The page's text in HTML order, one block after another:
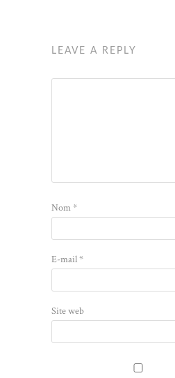
LEAVE A REPLY
Nom*
E-mail*
Site web